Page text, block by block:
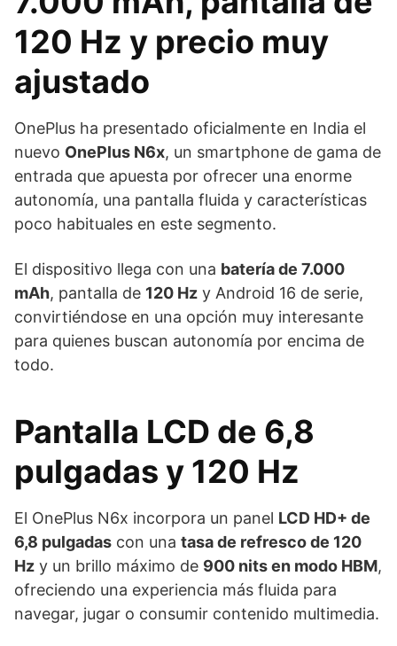
120 Hz y precio muy
ajustado
OnePlus ha presentado oficialmente en India el
nuevo OnePlus N6x, un smartphone de gama de
entrada que apuesta por ofrecer una enorme
autonomía, una pantalla fluida y características
poco habituales en este segmento.
El dispositivo llega con una batería de 7.000
mAh, pantalla de 120 Hz y Android 16 de serie,
convirtiéndose en una opción muy interesante
para quienes buscan autonomía por encima de
todo.
Pantalla LCD de 6,8
pulgadas y 120 Hz
El OnePlus N6x incorpora un panel LCD HD+ de
6,8 pulgadas con una tasa de refresco de 120
Hz y un brillo máximo de 900 nits en modo HBM,
ofreciendo una experiencia más fluida para
navegar, jugar o consumir contenido multimedia.